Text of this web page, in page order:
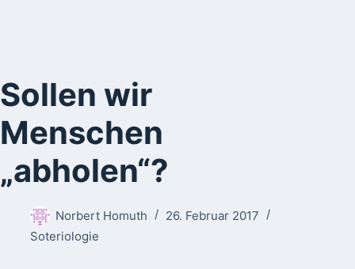
Sollen wir
Menschen
„abholen“?
Norbert Homuth
26. Februar 2017
Soteriologie